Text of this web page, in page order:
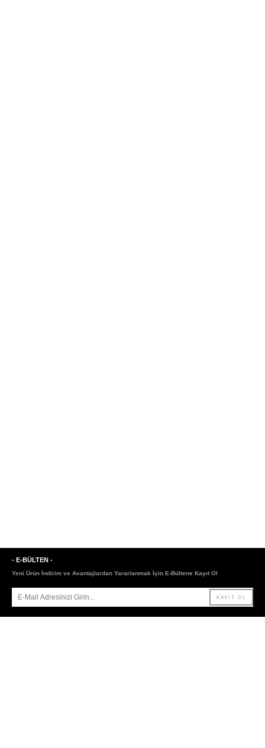
- E-BÜLTEN -
Yeni Ürün İndirim ve Avantajlardan Yararlanmak İçin E-Bültene Kayıt Ol